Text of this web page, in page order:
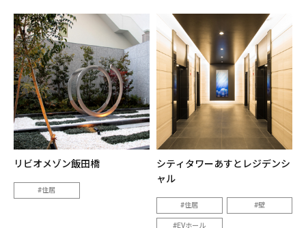
リビオメゾン飯田橋
住居
シティタワーあすとレジデンシ
ャル
住居 壁
EVホール